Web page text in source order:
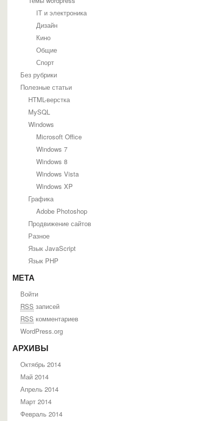
IT и электроника
Дизайн
Кино
Общие
Спорт
Без рубрики
Полезные статьи
HTML-верстка
MySQL
Windows
Microsoft Office
Windows 7
Windows 8
Windows Vista
Windows XP
Графика
Adobe Photoshop
Продвижение сайтов
Разное
Язык JavaScript
Язык PHP
МЕТА
Войти
RSS записей
RSS комментариев
WordPress.org
АРХИВЫ
Октябрь 2014
Май 2014
Апрель 2014
Март 2014
Февраль 2014